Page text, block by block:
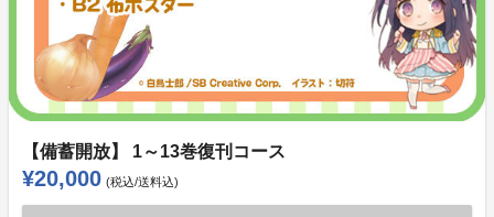
【備蓄開放】 1～13巻復刊コース
¥20,000 (税込/送料込)